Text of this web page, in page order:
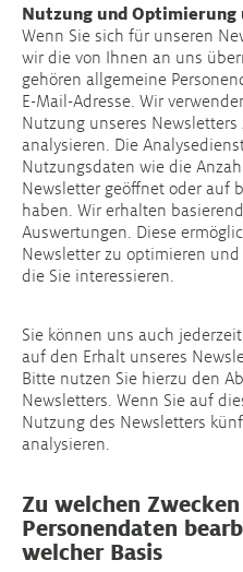
Nutzung und Optimierung
Wenn Sie sich für unseren
wir die von Ihnen an uns
gehören allgemeine
E-Mail-Adresse. Wir
Nutzung unseres
analysieren. Die
Nutzungsdaten wie die
Newsletter geöffnet oder auf
haben. Wir erhalten
Auswertungen. Diese
Newsletter zu optimieren
die Sie interessieren.
Sie können uns auch
auf den Erhalt unseres
Bitte nutzen Sie hierzu den
Newsletters. Wenn Sie auf
Nutzung des Newsletters
analysieren.
Zu welchen
Personendaten
welcher Basis